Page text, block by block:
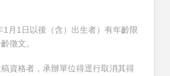
1月1日以後（含）出生者）有年齡限
徵文。
資格者，承辦單位得逕行取消其得